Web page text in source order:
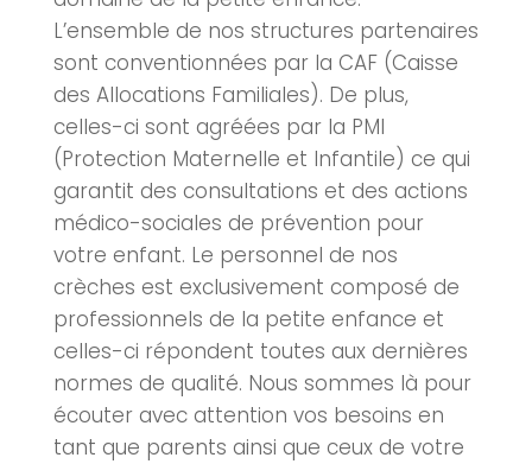
L’ensemble de nos structures partenaires
sont conventionnées par la CAF (Caisse
des Allocations Familiales). De plus,
celles-ci sont agréées par la PMI
(Protection Maternelle et Infantile) ce qui
garantit des consultations et des actions
médico-sociales de prévention pour
votre enfant. Le personnel de nos
crèches est exclusivement composé de
professionnels de la petite enfance et
celles-ci répondent toutes aux dernières
normes de qualité. Nous sommes là pour
écouter avec attention vos besoins en
tant que parents ainsi que ceux de votre